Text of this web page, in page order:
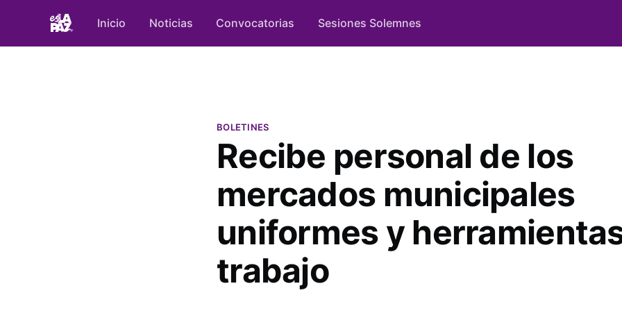
Inicio Noticias Convocatorias Sesiones Solemnes
BOLETINES
Recibe personal de los
mercados municipales
uniformes y
trabajo